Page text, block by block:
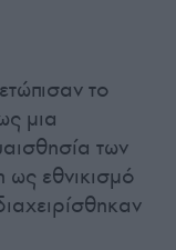
το
μια
των
ως εθνικισμό